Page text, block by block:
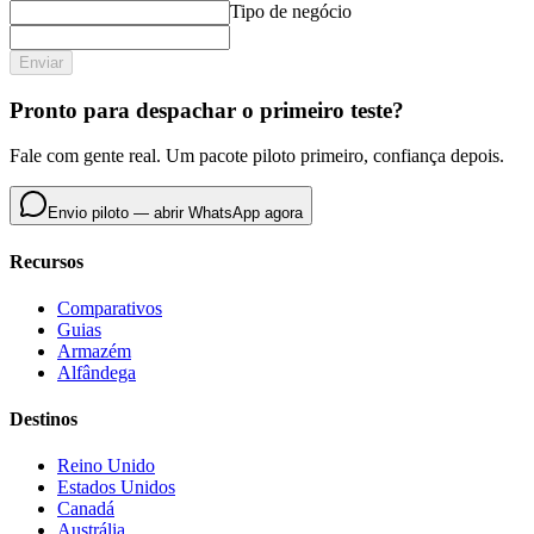
Tipo de negócio
Enviar
Pronto para despachar o primeiro teste?
Fale com gente real. Um pacote piloto primeiro, confiança depois.
Envio piloto — abrir WhatsApp agora
Recursos
Comparativos
Guias
Armazém
Alfândega
Destinos
Reino Unido
Estados Unidos
Canadá